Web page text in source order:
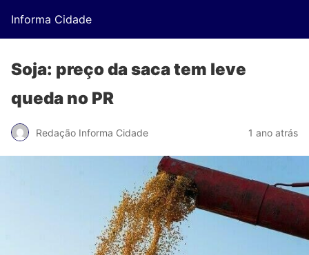
Informa Cidade
Soja: preço da saca tem leve
queda no PR
Redação Informa Cidade 1 ano atrás